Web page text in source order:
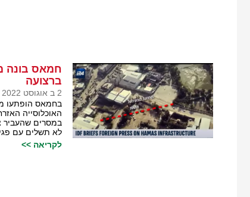
חמאס בונה
ברצועה
2 ב אוגוסט 2022
בחמאס הופתעו
האוכלוסייה
במסרים שהעביר
לא תשלים עם
לקריאה >>